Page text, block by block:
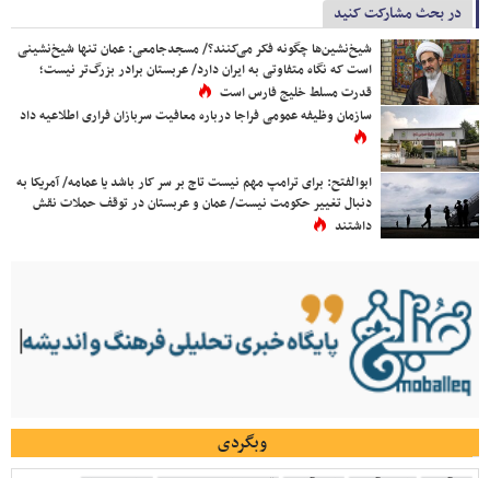
در بحث مشارکت کنید
شیخ‌نشین‌ها چگونه فکر می‌کنند؟/ مسجدجامعی: عمان تنها شیخ‌نشینی
است که نگاه متفاوتی به ایران دارد/ عربستان برادر بزرگ‌تر نیست؛
قدرت مسلط خلیج فارس است
سازمان وظیفه عمومی فراجا درباره معافیت سربازان فراری اطلاعیه داد
ابوالفتح: برای ترامپ مهم نیست تاج بر سر کار باشد یا عمامه/ آمریکا به
دنبال تغییر حکومت نیست/ عمان و عربستان در توقف حملات نقش
داشتند
وبگردی